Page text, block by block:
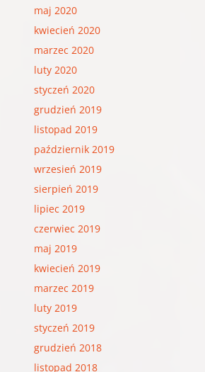
maj 2020
kwiecień 2020
marzec 2020
luty 2020
styczeń 2020
grudzień 2019
listopad 2019
październik 2019
wrzesień 2019
sierpień 2019
lipiec 2019
czerwiec 2019
maj 2019
kwiecień 2019
marzec 2019
luty 2019
styczeń 2019
grudzień 2018
listopad 2018